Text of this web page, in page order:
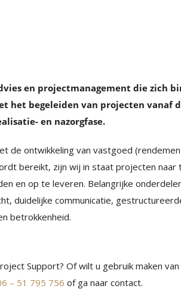
en projectmanagement die zich
het begeleiden van projecten vanaf
en nazorgfase.
de ontwikkeling van vastgoed
bereikt, zijn wij in staat projecten naar
en op te leveren. Belangrijke
duidelijke communicatie,
betrokkenheid.
Support? Of wilt u gebruik maken
– 51 795 756 of ga naar contact.